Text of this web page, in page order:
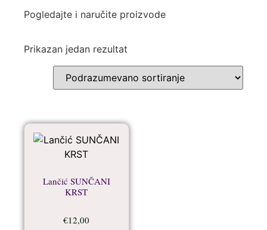
Pogledajte i naručite proizvode
Prikazan jedan rezultat
Lančić SUNČANI
KRST
€12,00